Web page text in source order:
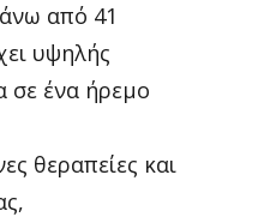
από 41
υψηλής
σε ένα ήρεμο
θεραπείες και